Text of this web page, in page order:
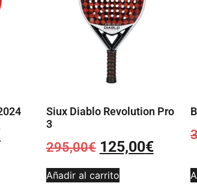
Siux Diablo Revolution Pro
3
295,00€ 125,00€
Añadir al carrito